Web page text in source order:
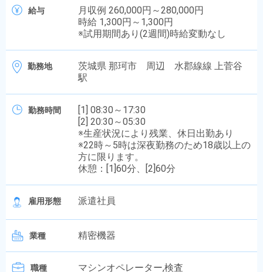
給与
月収例 260,000円～280,000円
時給 1,300円～1,300円
※試用期間あり(2週間)時給変動なし
勤務地
茨城県 那珂市 周辺 水郡線線 上菅谷
駅
勤務時間
[1] 08:30～17:30
[2] 20:30～05:30
※生産状況により残業、休日出勤あり
※22時～5時は深夜勤務のため18歳以上の
方に限ります。
休憩：[1]60分、[2]60分
雇用形態 派遣社員
業種 精密機器
職種 マシンオペレーター,検査